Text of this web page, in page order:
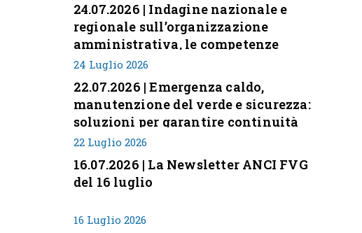
24.07.2026 | Indagine nazionale e
regionale sull’organizzazione
amministrativa, le competenze
professionali e i modelli di gestione
nei piccoli Comuni italiani
24 Luglio 2026
22.07.2026 | Emergenza caldo,
manutenzione del verde e sicurezza:
soluzioni per garantire continuità
servizi
22 Luglio 2026
16.07.2026 | La Newsletter ANCI FVG
del 16 luglio
16 Luglio 2026